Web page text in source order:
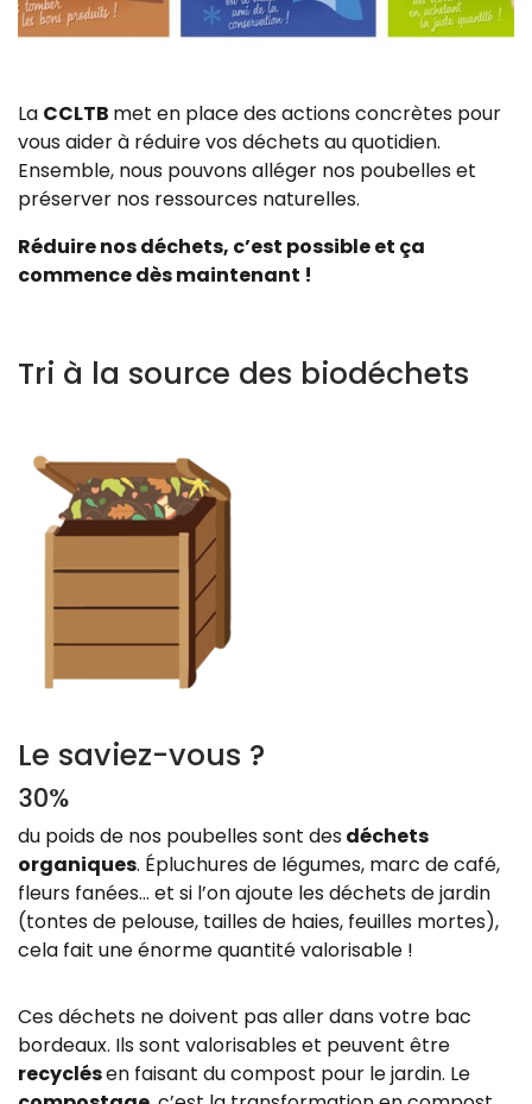
La CCLTB met en place des actions concrètes pour
vous aider à réduire vos déchets au quotidien.
Ensemble, nous pouvons alléger nos poubelles et
préserver nos ressources naturelles.
Réduire nos déchets, c’est possible et ça
commence dès maintenant !
Tri à la source des biodéchets
Le saviez-vous ?
30%
du poids de nos poubelles sont desdéchets
organiques. Épluchures de légumes, marc de café,
fleurs fanées… et si l’on ajoute les déchets de jardin
(tontes de pelouse, tailles de haies, feuilles mortes),
cela fait une énorme quantité valorisable !
Ces déchets ne doivent pas aller dans votre bac
bordeaux. Ils sont valorisables et peuvent être
recyclésen faisant du compost pour le jardin. Le